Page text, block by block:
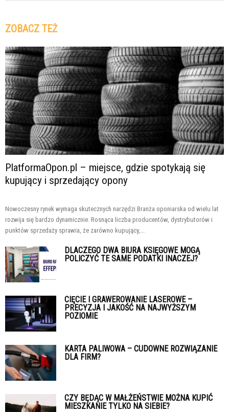
ZOBACZ TEŻ
PlatformaOpon.pl – miejsce, gdzie spotykają się
kupujący i sprzedający opony
Nowoczesny rynek wymaga skutecznych narzędzi Branża oponiarska od wielu lat
rozwija się bardzo dynamicznie. Rosnąca liczba producentów, dystrybutorów i
punktów sprzedaży sprawia, że zarówno kupujący,...
DLACZEGO DWA BIURA KSIĘGOWE MOGĄ
POLICZYĆ TE SAME PODATKI INACZEJ?
CIĘCIE I GRAWEROWANIE LASEROWE –
PRECYZJA I JAKOŚĆ NA NAJWYŻSZYM
POZIOMIE
KARTA PALIWOWA – CUDOWNE ROZWIĄZANIE
DLA FIRM?
CZY BĘDĄC W MAŁŻEŃSTWIE MOŻNA KUPIĆ
MIESZKANIE TYLKO NA SIEBIE?